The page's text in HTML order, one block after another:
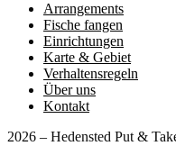
Arrangements
Fische fangen
Einrichtungen
Karte & Gebiet
Verhaltensregeln
Über uns
Kontakt
2026 – Hedensted Put &